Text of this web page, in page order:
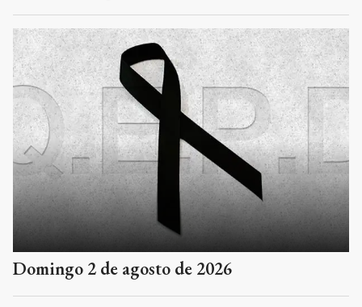
Domingo 2 de agosto de 2026